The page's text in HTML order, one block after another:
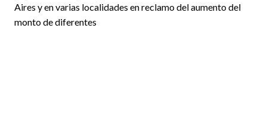
Aires y en varias localidades en reclamo del aumento del
monto de diferentes